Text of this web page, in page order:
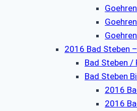
2016 Bad Steben
Bad Steben /
Bad Steben
2016
2016